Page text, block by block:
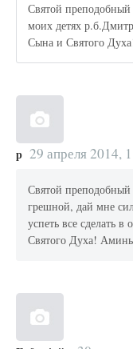
Святой
моих детях
Сына и Святого
р 29 апреля 2014,
Святой
грешной, дай мне
успеть все сделать
Святого Духа!